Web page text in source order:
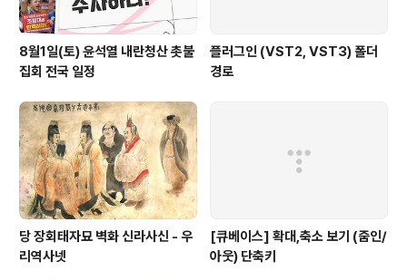
8월1일(토) 윤석열 내란청산 촛불
집회 전국 일정
플러그인 (VST2, VST3) 폴더
경로
당 장회태자묘 벽화 신라사신 - 우
리역사넷
[큐베이스] 확대,축소 보기 (줌인/
아웃) 단축키